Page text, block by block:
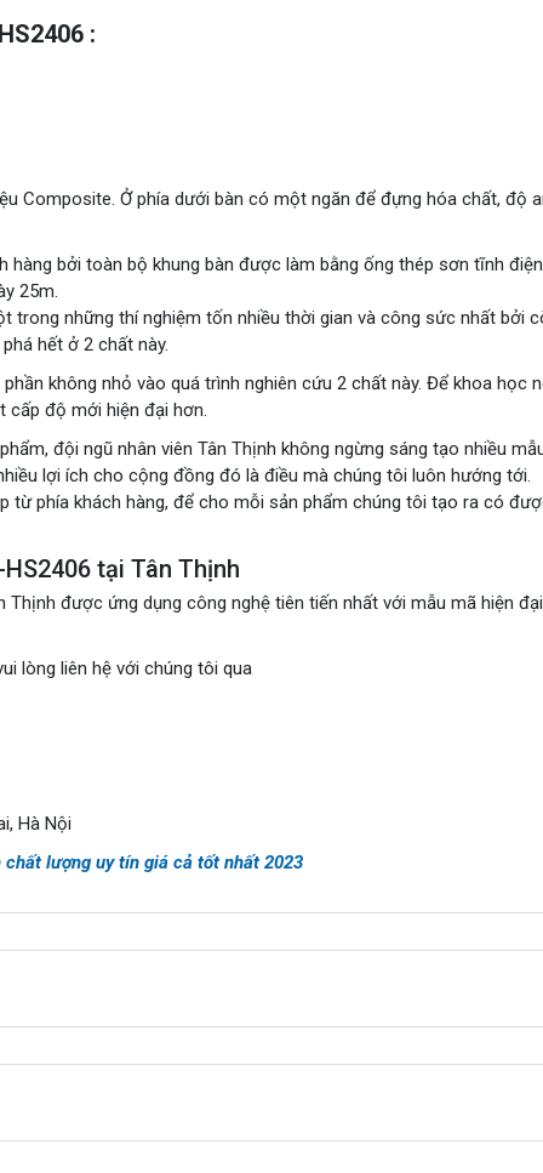
:
Composite. Ở phía dưới bàn có một ngăn để đựng hóa chất, độ
hàng bởi toàn bộ khung bàn được làm bằng ống thép sơn tĩnh
25m.
trong những thí nghiệm tốn nhiều thời gian và công sức nhất bởi
hết ở 2 chất này.
không nhỏ vào quá trình nghiên cứu 2 chất này. Để khoa học
độ mới hiện đại hơn.
đội ngũ nhân viên Tân Thịnh không ngừng sáng tạo nhiều
lợi ích cho cộng đồng đó là điều mà chúng tôi luôn hướng tới.
từ phía khách hàng, để cho mỗi sản phẩm chúng tôi tạo ra có
tại Tân Thịnh
Thịnh được ứng dụng công nghệ tiên tiến nhất với mẫu mã hiện
lòng liên hệ với chúng tôi qua
Hà Nội
chất lượng uy tín giá cả tốt nhất 2023